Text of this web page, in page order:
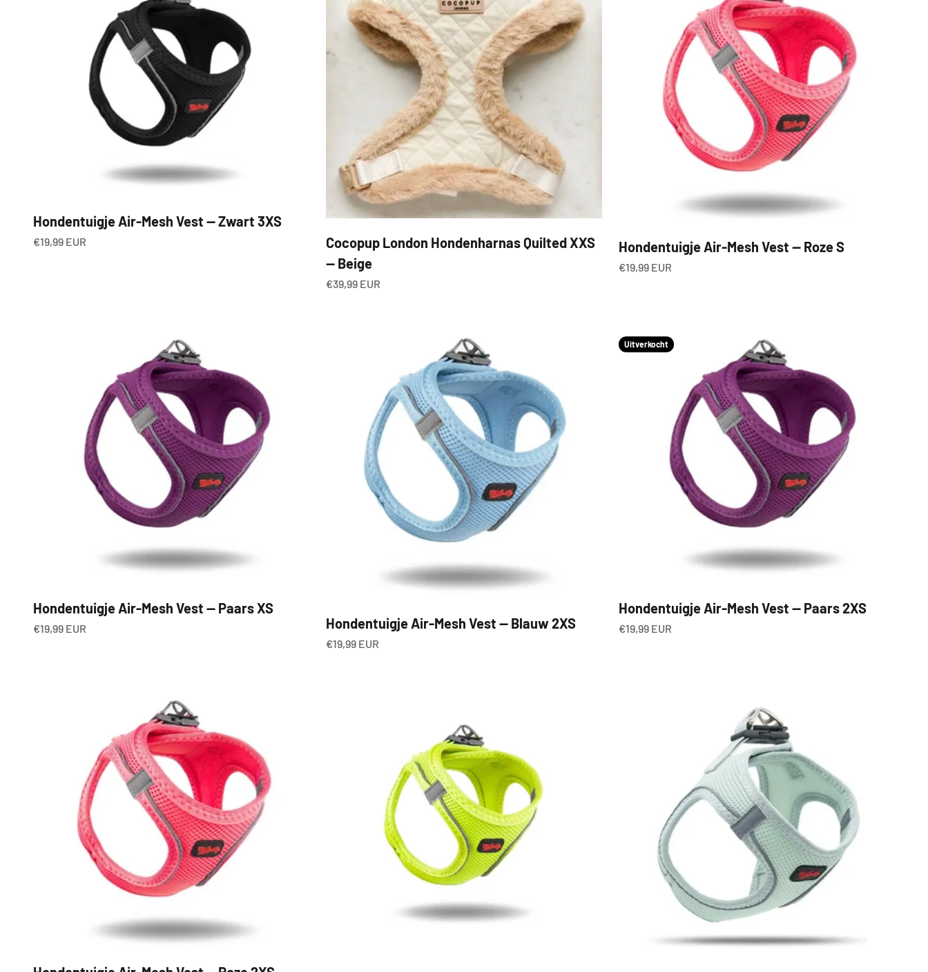
Hondentuigje Air-Mesh Vest — Zwart 3XS
Aanbiedingsprijs
€19,99 EUR
Cocopup London Hondenharnas Quilted XXS
— Beige
Aanbiedingsprijs
€39,99 EUR
Hondentuigje Air-Mesh Vest — Roze S
Aanbiedingsprijs
€19,99 EUR
Hondentuigje Air-Mesh Vest — Paars XS
Aanbiedingsprijs
€19,99 EUR Hondentuigje Air-Mesh Vest — Blauw 2XS
Aanbiedingsprijs
€19,99 EUR
Uitverkocht
Hondentuigje Air-Mesh Vest — Paars 2XS
Aanbiedingsprijs
€19,99 EUR